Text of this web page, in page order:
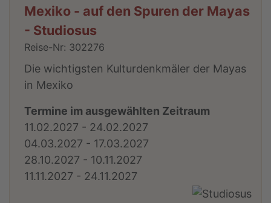
Mexiko - auf den Spuren der Mayas
- Studiosus
Reise-Nr: 302276
Die wichtigsten Kulturdenkmäler der Mayas
in Mexiko
Termine im ausgewählten Zeitraum
11.02.2027 - 24.02.2027
04.03.2027 - 17.03.2027
28.10.2027 - 10.11.2027
11.11.2027 - 24.11.2027